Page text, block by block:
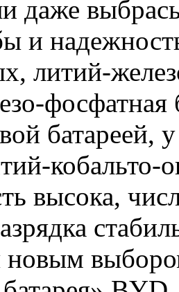
даже
и
литий-
фосфатная
батареей,
кобальто-
высока,
новым